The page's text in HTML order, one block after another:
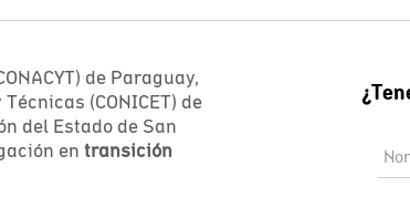
de Paraguay,
(CONICET) de
del Estado de San
en transición